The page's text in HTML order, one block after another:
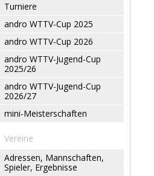
Turniere
andro WTTV-Cup 2025
andro WTTV-Cup 2026
andro WTTV-Jugend-Cup
2025/26
andro WTTV-Jugend-Cup
2026/27
mini-Meisterschaften
Vereine
Adressen, Mannschaften,
Spieler, Ergebnisse